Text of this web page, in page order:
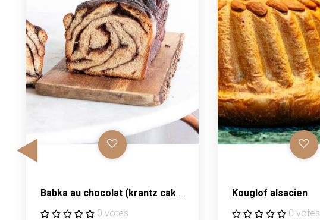
babka au chocolat (krantz cake)
0 votes
kouglof alsacien
0 votes